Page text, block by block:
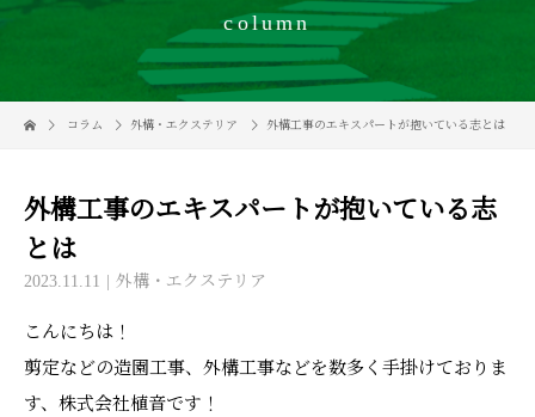
column
コラム 外構・エクステリア 外構工事のエキスパートが抱いている志とは
外構工事のエキスパートが抱いている志
とは
2023.11.11 外構・エクステリア
こんにちは！
剪定などの造園工事、外構工事などを数多く手掛けておりま
す、株式会社植音です！